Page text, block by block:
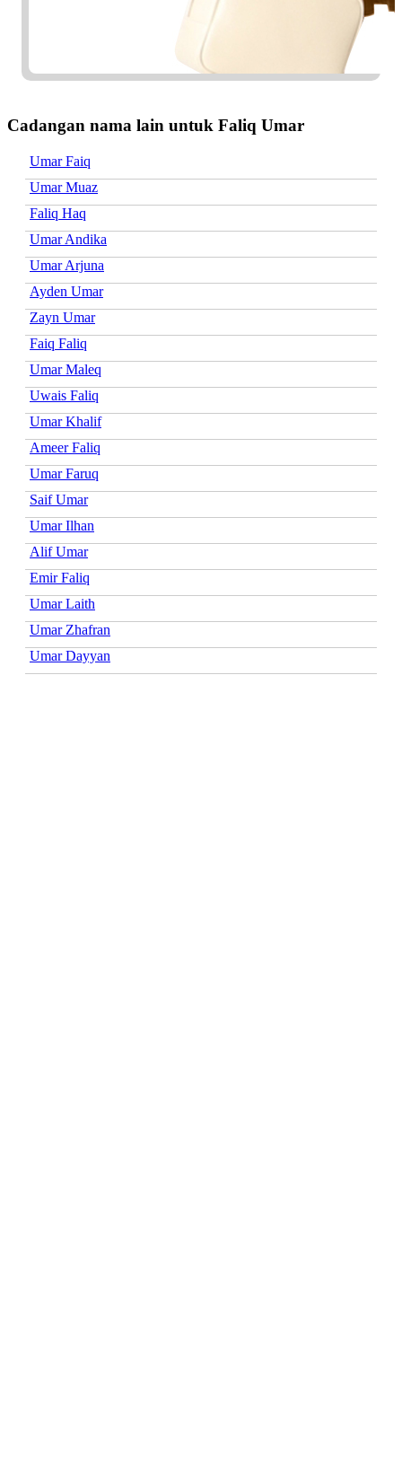
Cadangan nama lain untuk Faliq Umar
Umar Faiq
Umar Muaz
Faliq Haq
Umar Andika
Umar Arjuna
Ayden Umar
Zayn Umar
Faiq Faliq
Umar Maleq
Uwais Faliq
Umar Khalif
Ameer Faliq
Umar Faruq
Saif Umar
Umar Ilhan
Alif Umar
Emir Faliq
Umar Laith
Umar Zhafran
Umar Dayyan